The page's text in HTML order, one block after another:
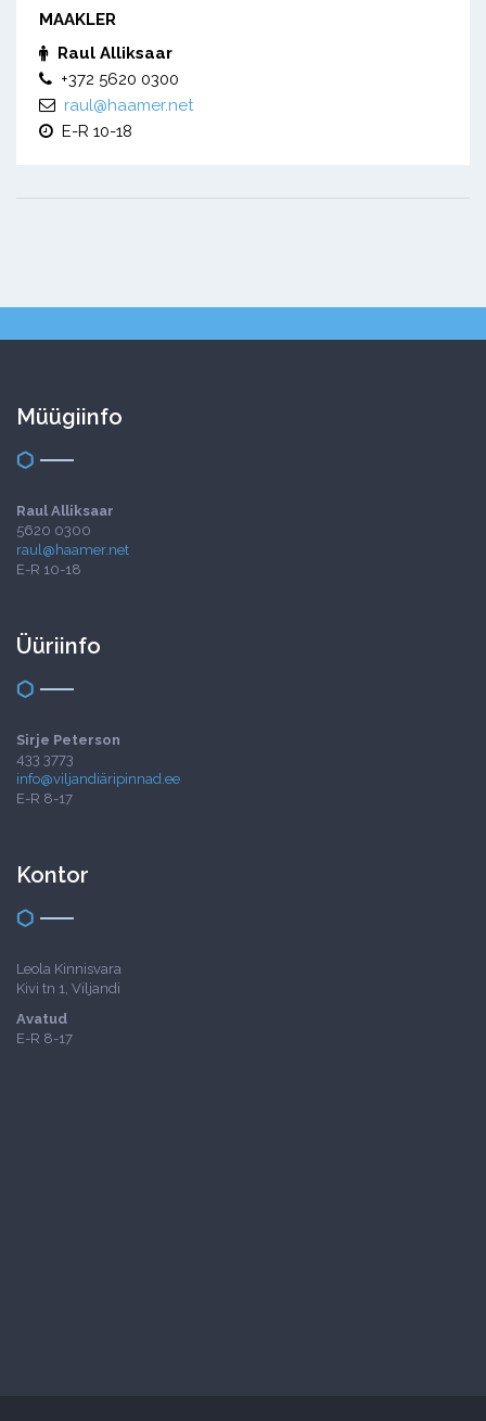
MAAKLER
Raul Alliksaar
+372 5620 0300
raul@haamer.net
E-R 10-18
Müügiinfo
Raul Alliksaar
5620 0300
raul@haamer.net
E-R 10-18
Üüriinfo
Sirje Peterson
433 3773
info@viljandiäripinnad.ee
E-R 8-17
Kontor
Leola Kinnisvara
Kivi tn 1, Viljandi
Avatud
E-R 8-17